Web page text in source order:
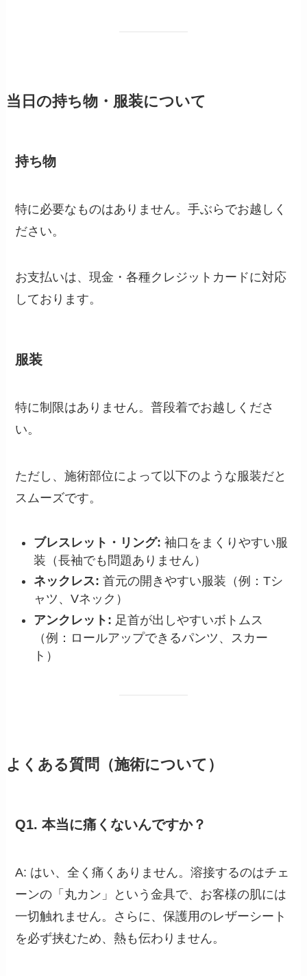
当日の持ち物・服装について
持ち物
特に必要なものはありません。手ぶらでお越しく
ださい。
お支払いは、現金・各種クレジットカードに対応
しております。
服装
特に制限はありません。普段着でお越しくださ
い。
ただし、施術部位によって以下のような服装だと
スムーズです。
ブレスレット・リング: 袖口をまくりやすい服
装（長袖でも問題ありません）
ネックレス: 首元の開きやすい服装（例：Tシ
ャツ、Vネック）
アンクレット: 足首が出しやすいボトムス
（例：ロールアップできるパンツ、スカー
ト）
よくある質問（施術について）
Q1. 本当に痛くないんですか？
A: はい、全く痛くありません。溶接するのはチェ
ーンの「丸カン」という金具で、お客様の肌には
一切触れません。さらに、保護用のレザーシート
を必ず挟むため、熱も伝わりません。